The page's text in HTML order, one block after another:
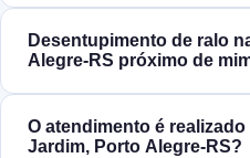
Desentupimento de ralo
Alegre‑RS próximo de
O atendimento é
Jardim, Porto Alegre‑RS?